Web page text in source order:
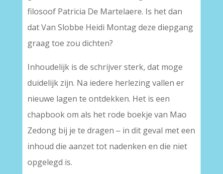
filosoof Patricia De Martelaere. Is het dan
dat Van Slobbe Heidi Montag deze diepgang
graag toe zou dichten?
Inhoudelijk is de schrijver sterk, dat moge
duidelijk zijn. Na iedere herlezing vallen er
nieuwe lagen te ontdekken. Het is een
chapbook om als het rode boekje van Mao
Zedong bij je te dragen ‒ in dit geval met een
inhoud die aanzet tot nadenken en die niet
opgelegd is.